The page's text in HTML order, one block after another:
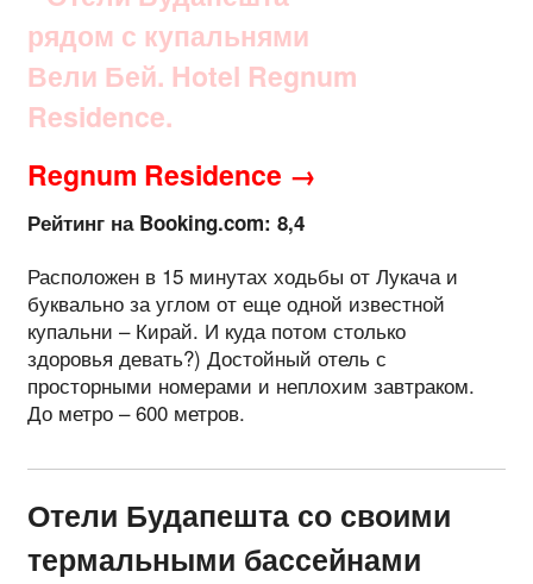
Regnum Residence →
Рейтинг на Booking.com: 8,4
Расположен в 15 минутах ходьбы от Лукача и
буквально за углом от еще одной известной
купальни – Кирай. И куда потом столько
здоровья девать?) Достойный отель с
просторными номерами и неплохим завтраком.
До метро – 600 метров.
Отели Будапешта со своими
термальными бассейнами